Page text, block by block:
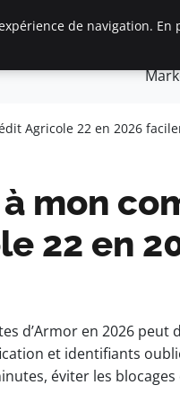
Gestion et finances
Agricole 22 en 2026
mon
22 en
d’Armor en 2026 peut
et identifiants
éviter les
de navigation.